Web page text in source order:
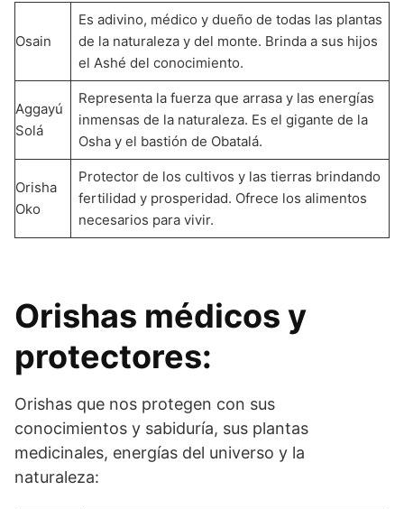
Osain
Es adivino, médico y dueño de todas las plantas
de la naturaleza y del monte. Brinda a sus hijos
el Ashé del conocimiento.
Aggayú
Solá
Representa la fuerza que arrasa y las energías
inmensas de la naturaleza. Es el gigante de la
Osha y el bastión de Obatalá.
Orisha
Oko
Protector de los cultivos y las tierras brindando
fertilidad y prosperidad. Ofrece los alimentos
necesarios para vivir.
Orishas médicos y
protectores:
Orishas que nos protegen con sus
conocimientos y sabiduría, sus plantas
medicinales, energías del universo y la
naturaleza: